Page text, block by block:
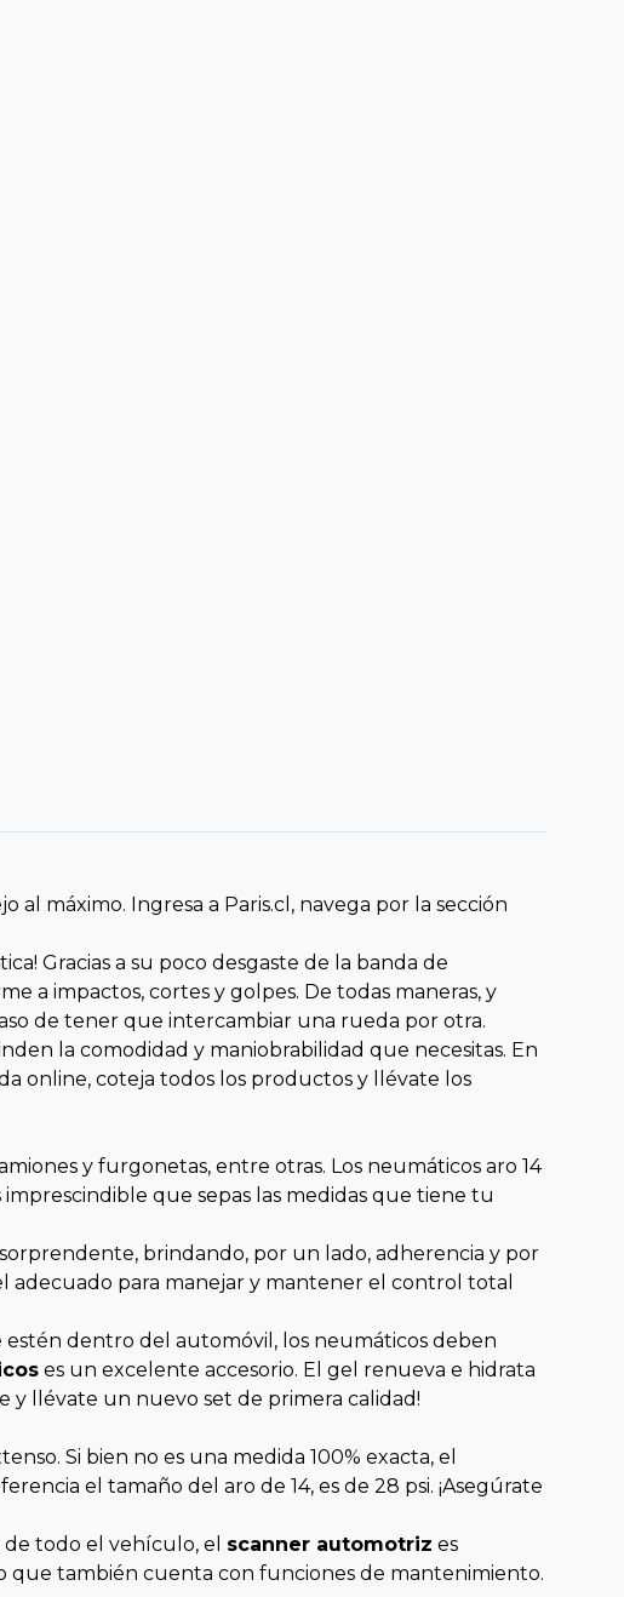
máximo. Ingresa a Paris.cl, navega por la sección
Gracias a su poco desgaste de la banda de
a impactos, cortes y golpes. De todas maneras, y
de tener que intercambiar una rueda por otra.
la comodidad y maniobrabilidad que necesitas. En
online, coteja todos los productos y llévate los
y furgonetas, entre otras. Los neumáticos aro 14
imprescindible que sepas las medidas que tiene tu
brindando, por un lado, adherencia y por
adecuado para manejar y mantener el control total
dentro del automóvil, los neumáticos deben
es un excelente accesorio. El gel renueva e hidrata
y llévate un nuevo set de primera calidad!
Si bien no es una medida 100% exacta, el
el tamaño del aro de 14, es de 28 psi. ¡Asegúrate
todo el vehículo, el scanner automotriz es
que también cuenta con funciones de mantenimiento.